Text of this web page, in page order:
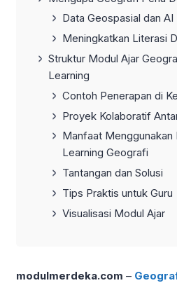
Data Geospasial dan AI
Meningkatkan Literasi
Struktur Modul Ajar
Learning
Contoh Penerapan di
Proyek Kolaboratif
Manfaat Menggunakan
Learning Geografi
Tantangan dan Solusi
Tips Praktis untuk Guru
Visualisasi Modul Ajar
modulmerdeka.com –